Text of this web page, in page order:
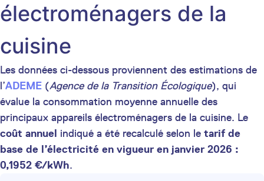
électroménagers de la
cuisine
Les données ci-dessous proviennent des estimations de
l’ADEME (Agence de la Transition Écologique), qui
évalue la consommation moyenne annuelle des
principaux appareils électroménagers de la cuisine. Le
coût annuel indiqué a été recalculé selon le tarif de
base de l’électricité en vigueur en janvier 2026 :
0,1952 €/kWh.